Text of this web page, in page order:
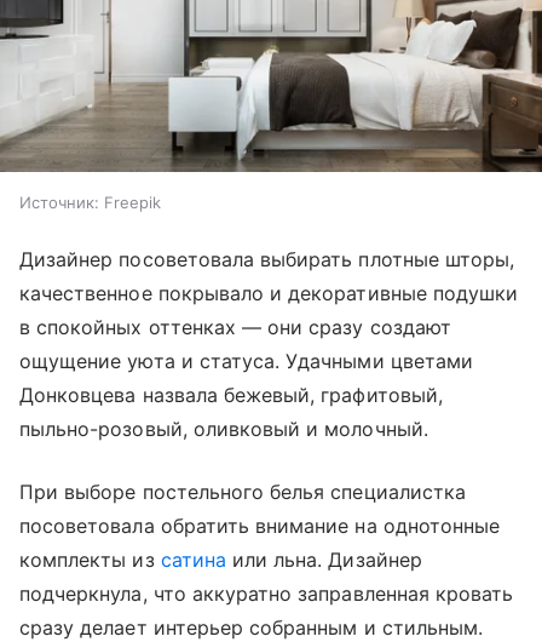
Источник: Freepik
Дизайнер посоветовала выбирать плотные шторы,
качественное покрывало и декоративные подушки
в спокойных оттенках — они сразу создают
ощущение уюта и статуса. Удачными цветами
Донковцева назвала бежевый, графитовый,
пыльно-розовый, оливковый и молочный.
При выборе постельного белья специалистка
посоветовала обратить внимание на однотонные
комплекты из сатина или льна. Дизайнер
подчеркнула, что аккуратно заправленная кровать
сразу делает интерьер собранным и стильным.